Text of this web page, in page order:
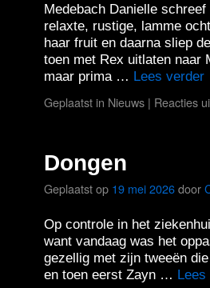
Medebach Danielle
relaxte, rustige, lamme
haar fruit en daarna sliep
toen met Rex uitlaten naar
maar prima … Lees verder
Geplaatst in Nieuws | Reacties
Dongen
Geplaatst op 19 mei 2026door
Op controle in het
want vandaag was het
gezellig met zijn tweeën
en toen eerst Zayn …